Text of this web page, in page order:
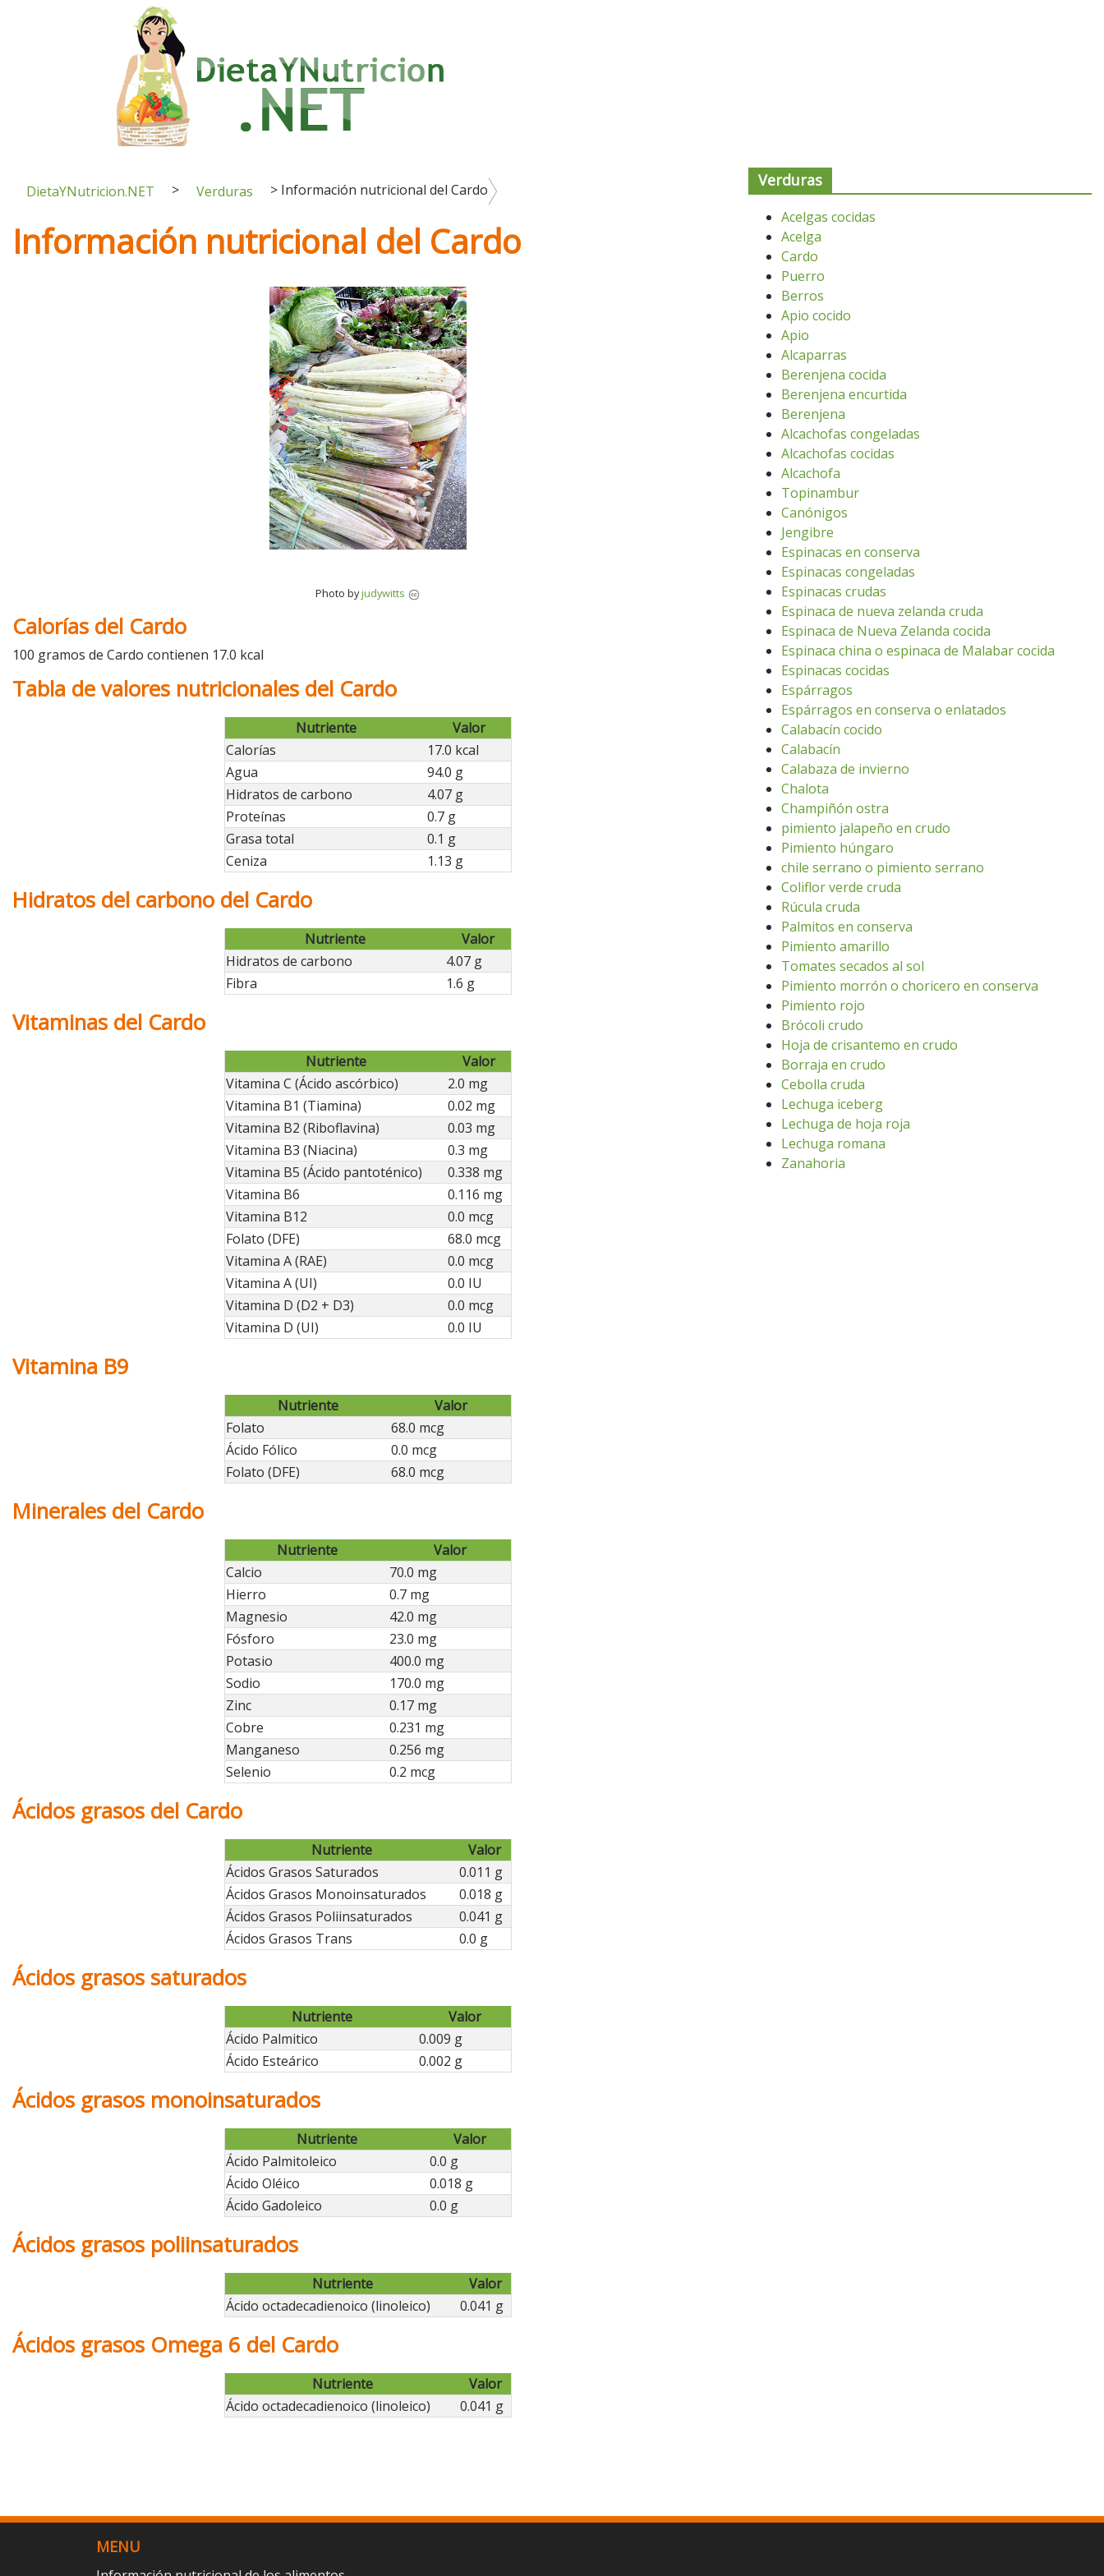
DietaYNutricion.NET > Verduras > Información nutricional del Cardo
Información nutricional del Cardo
Photo byjudywitts
Calorías del Cardo
100 gramos de Cardo contienen 17.0 kcal
Tabla de valores nutricionales del Cardo
Nutriente
Valor
Calorías
17.0 kcal
Agua
94.0 g
Hidratos de carbono
4.07 g
Proteínas
0.7 g
Grasa total
0.1 g
Ceniza
1.13 g
Hidratos del carbono del Cardo
Nutriente
Valor
Hidratos de carbono
4.07 g
Fibra
1.6 g
Vitaminas del Cardo
Nutriente
Valor
Vitamina C (Ácido ascórbico)
2.0 mg
Vitamina B1 (Tiamina)
0.02 mg
Vitamina B2 (Riboflavina)
0.03 mg
Vitamina B3 (Niacina)
0.3 mg
Vitamina B5 (Ácido pantoténico)
0.338 mg
Vitamina B6
0.116 mg
Vitamina B12
0.0 mcg
Folato (DFE)
68.0 mcg
Vitamina A (RAE)
0.0 mcg
Vitamina A (UI)
0.0 IU
Vitamina D (D2 + D3)
0.0 mcg
Vitamina D (UI)
0.0 IU
Vitamina B9
Nutriente
Valor
Folato
68.0 mcg
Ácido Fólico
0.0 mcg
Folato (DFE)
68.0 mcg
Minerales del Cardo
Nutriente
Valor
Calcio
70.0 mg
Hierro
0.7 mg
Magnesio
42.0 mg
Fósforo
23.0 mg
Potasio
400.0 mg
Sodio
170.0 mg
Zinc
0.17 mg
Cobre
0.231 mg
Manganeso
0.256 mg
Selenio
0.2 mcg
Ácidos grasos del Cardo
Nutriente
Valor
Ácidos Grasos Saturados
0.011 g
Ácidos Grasos Monoinsaturados
0.018 g
Ácidos Grasos Poliinsaturados
0.041 g
Ácidos Grasos Trans
0.0 g
Ácidos grasos saturados
Nutriente
Valor
Ácido Palmitico
0.009 g
Ácido Esteárico
0.002 g
Ácidos grasos monoinsaturados
Nutriente
Valor
Ácido Palmitoleico
0.0 g
Ácido Oléico
0.018 g
Ácido Gadoleico
0.0 g
Ácidos grasos poliinsaturados
Nutriente
Valor
Ácido octadecadienoico (linoleico)
0.041 g
Ácidos grasos Omega 6 del Cardo
Nutriente
Valor
Ácido octadecadienoico (linoleico)
0.041 g
Verduras
Acelgas cocidas
Acelga
Cardo
Puerro
Berros
Apio cocido
Apio
Alcaparras
Berenjena cocida
Berenjena encurtida
Berenjena
Alcachofas congeladas
Alcachofas cocidas
Alcachofa
Topinambur
Canónigos
Jengibre
Espinacas en conserva
Espinacas congeladas
Espinacas crudas
Espinaca de nueva zelanda cruda
Espinaca de Nueva Zelanda cocida
Espinaca china o espinaca de Malabar cocida
Espinacas cocidas
Espárragos
Espárragos en conserva o enlatados
Calabacín cocido
Calabacín
Calabaza de invierno
Chalota
Champiñón ostra
pimiento jalapeño en crudo
Pimiento húngaro
chile serrano o pimiento serrano
Coliflor verde cruda
Rúcula cruda
Palmitos en conserva
Pimiento amarillo
Tomates secados al sol
Pimiento morrón o choricero en conserva
Pimiento rojo
Brócoli crudo
Hoja de crisantemo en crudo
Borraja en crudo
Cebolla cruda
Lechuga iceberg
Lechuga de hoja roja
Lechuga romana
Zanahoria
MENU